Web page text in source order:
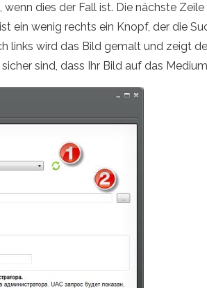
dies der Fall ist. Die nächste
ein wenig rechts ein Knopf, der die
links wird das Bild gemalt und zeigt
sind, dass Ihr Bild auf das